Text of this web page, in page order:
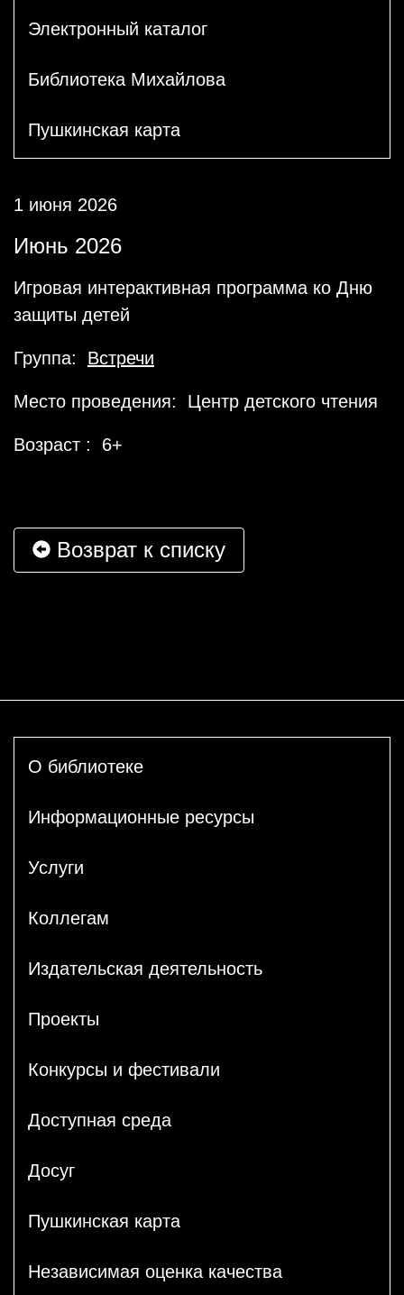
Электронный каталог
Библиотека Михайлова
Пушкинская карта
1 июня 2026
Июнь 2026
Игровая интерактивная программа ко Дню
защиты детей
Группа: Встречи
Место проведения: Центр детского чтения
Возраст : 6+
Возврат к списку
О библиотеке
Информационные ресурсы
Услуги
Коллегам
Издательская деятельность
Проекты
Конкурсы и фестивали
Доступная среда
Досуг
Пушкинская карта
Независимая оценка качества